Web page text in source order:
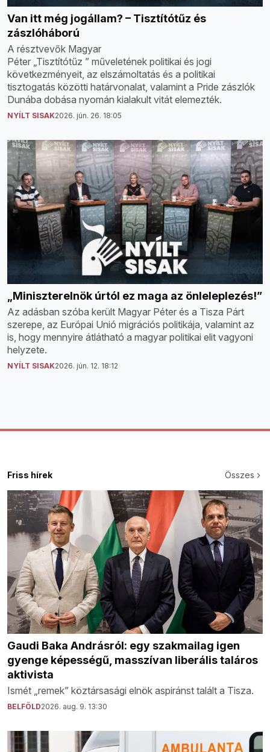
Van itt még jogállam? – Tisztítótűz és
zászlóháború
A résztvevők Magyar
Péter „Tisztítótűz ” műveletének politikai és jogi
következményeit, az elszámoltatás és a politikai
tisztogatás közötti határvonalat, valamint a Pride zászlók
Dunába dobása nyomán kialakult vitát elemezték.
NYÍLT SISAK2026. jún. 26. 18:05
„Miniszterelnök úrtól ez maga az önleleplezés!”
Az adásban szóba került Magyar Péter és a Tisza Párt
szerepe, az Európai Unió migrációs politikája, valamint az
is, hogy mennyire átlátható a magyar politikai elit vagyoni
helyzete.
NYÍLT SISAK2026. jún. 12. 18:12
Friss hírek Összes
Gaudi Baka Andrásról: egy szakmailag igen
gyenge képességű, masszívan liberális taláros
aktivista
Ismét „remek” köztársasági elnök aspiránst talált a Tisza.
BELFÖLD2026. aug. 9. 13:30